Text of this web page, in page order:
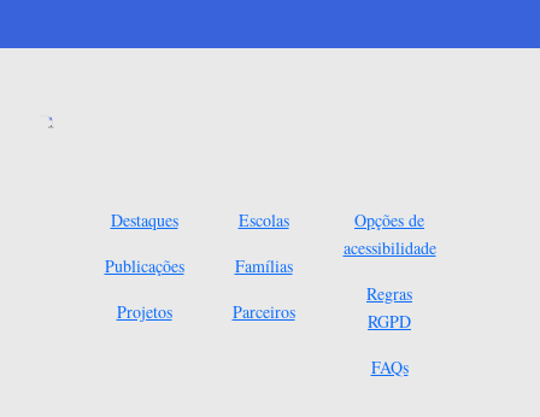
Destaques
Publicações
Projetos
Escolas
Famílias
Parceiros
Opções de
acessibilidade
Regras
RGPD
FAQs